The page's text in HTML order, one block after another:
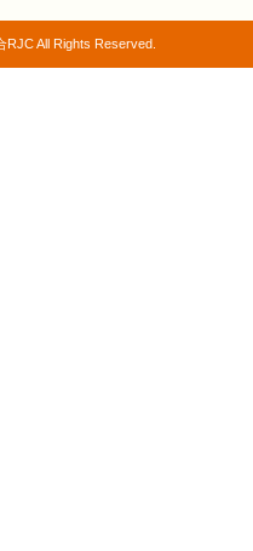
All Rights Reserved.